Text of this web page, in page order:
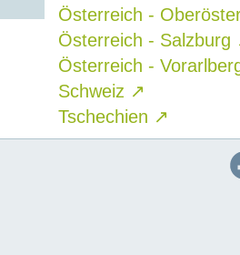
Österreich -
Österreich - Salzburg
Österreich -
Schweiz ↗
Tschechien ↗